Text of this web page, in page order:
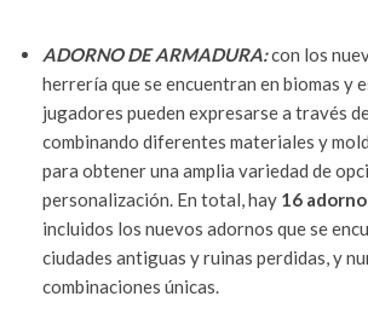
ADORNO DE ARMADURA:con los
herrería que se encuentran en biomas y
jugadores pueden expresarse a través
combinando diferentes materiales y
para obtener una amplia variedad de
personalización. En total, hay 16
incluidos los nuevos adornos que se
ciudades antiguas y ruinas perdidas, y
combinaciones únicas.